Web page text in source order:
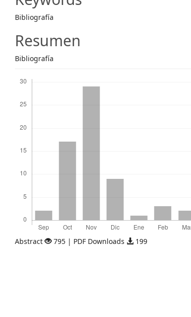
Content
Bibliografía
Resumen
Bibliografía
Abstract 795 | PDF Downloads 199